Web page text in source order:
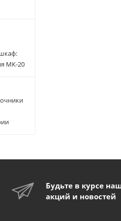
МК-20
Будьте в курсе
акций и новостей